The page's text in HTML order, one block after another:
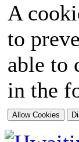
A
to
able to
in the